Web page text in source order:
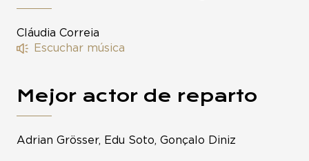
Cláudia Correia
Escuchar música
Mejor actor de reparto
Adrian Grösser, Edu Soto, Gonçalo Diniz